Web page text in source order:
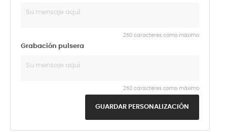
250 caracteres como máximo
Grabación pulsera
250 caracteres como máximo
GUARDAR PERSONALIZACIÓN